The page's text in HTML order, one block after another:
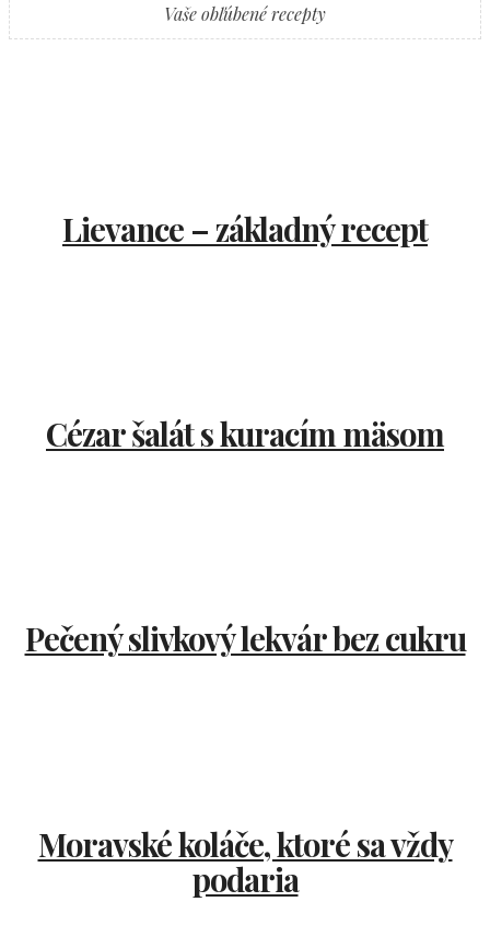
Vaše obľúbené recepty
Lievance – základný recept
Cézar šalát s kuracím mäsom
Pečený slivkový lekvár bez cukru
Moravské koláče, ktoré sa vždy
podaria